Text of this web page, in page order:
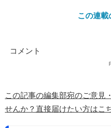
この連載
この記事の編集部宛のご意見
せんか？直接届けたい方はこ